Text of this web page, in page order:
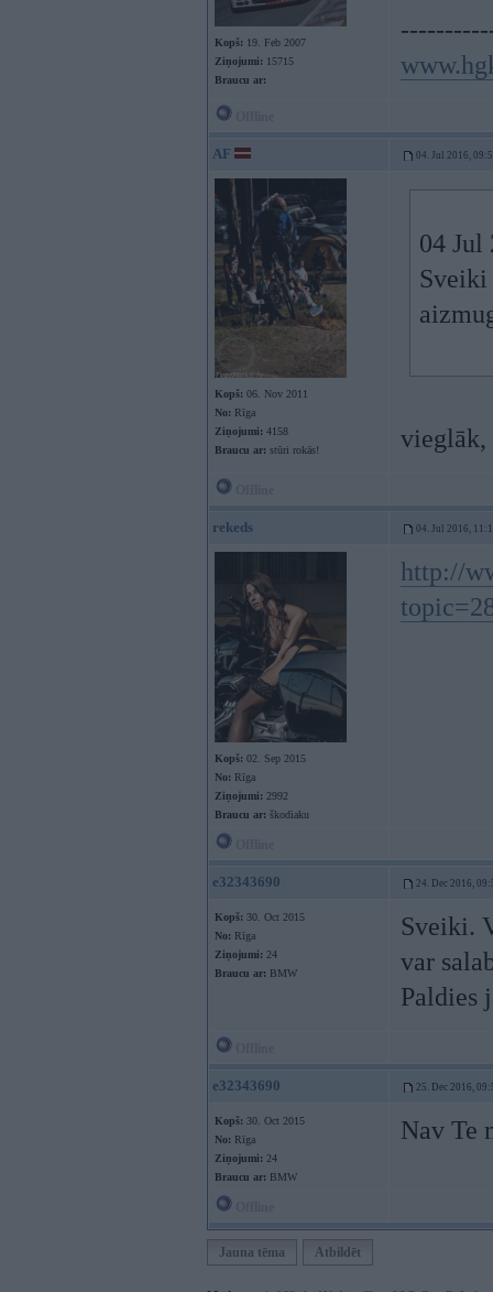
Kopš: 19. Feb 2007
Ziņojumi: 15715
Braucu ar:
AF 04. Jul 2016,
Kopš: 06. Nov 2011
No: Rīga
Ziņojumi: 4158
Braucu ar: stūri rokās!
04 Jul
vieglāk,
rekeds 04. Jul 2016,
Kopš: 02. Sep 2015
No: Rīga
Ziņojumi: 2992
Braucu ar: škodiaku
http://
e32343690 24. Dec 2016,
Kopš: 30. Oct 2015
No: Rīga
Ziņojumi: 24
Braucu ar: BMW
Sveiki.
var
Paldies
e32343690 25. Dec 2016,
Kopš: 30. Oct 2015
No: Rīga
Ziņojumi: 24
Braucu ar: BMW
Nav Te
Jauna tēma Atbildēt